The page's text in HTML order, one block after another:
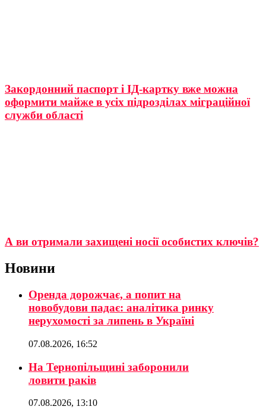
Закордонний паспорт і ІД-картку вже можна
оформити майже в усіх підрозділах міграційної
служби області
А ви отримали захищені носії особистих ключів?
Новини
Оренда дорожчає, а попит на
новобудови падає: аналітика ринку
нерухомості за липень в Україні
07.08.2026, 16:52
На Тернопільщині заборонили
ловити раків
07.08.2026, 13:10